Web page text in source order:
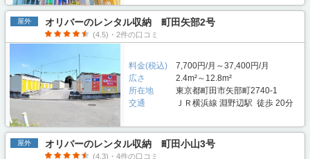
屋外 オリバーのレンタル収納 町田矢部2号
(4.5)・2件の口コミ
料金(税込)
7,700円/月～37,400円/月
広さ
2.4m²～12.8m²
所在地
東京都町田市矢部町2740-1
交通
ＪＲ横浜線 淵野辺駅 徒歩 20分
屋外 オリバーのレンタル収納 町田小山3号
(4.3)・4件の口コミ